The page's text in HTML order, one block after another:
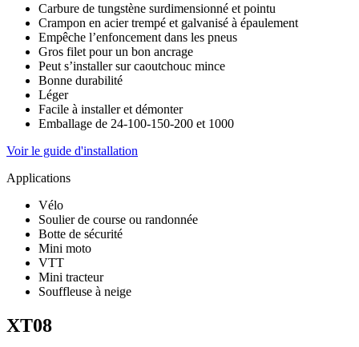
Carbure de tungstène surdimensionné et pointu
Crampon en acier trempé et galvanisé à épaulement
Empêche l’enfoncement dans les pneus
Gros filet pour un bon ancrage
Peut s’installer sur caoutchouc mince
Bonne durabilité
Léger
Facile à installer et démonter
Emballage de 24-100-150-200 et 1000
Voir le guide d'installation
Applications
Vélo
Soulier de course ou randonnée
Botte de sécurité
Mini moto
VTT
Mini tracteur
Souffleuse à neige
XT08